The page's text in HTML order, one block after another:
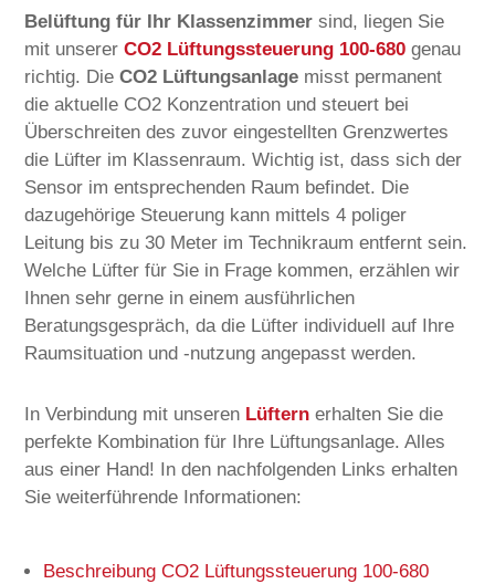
Belüftung für Ihr Klassenzimmer sind, liegen Sie
mit unsererCO2 Lüftungssteuerung 100-680 genau
richtig. DieCO2 Lüftungsanlage misst permanent
die aktuelle CO2 Konzentration und steuert bei
Überschreiten des zuvor eingestellten Grenzwertes
die Lüfter im Klassenraum. Wichtig ist, dass sich der
Sensor im entsprechenden Raum befindet. Die
dazugehörige Steuerung kann mittels 4 poliger
Leitung bis zu 30 Meter im Technikraum entfernt sein.
Welche Lüfter für Sie in Frage kommen, erzählen wir
Ihnen sehr gerne in einem ausführlichen
Beratungsgespräch, da die Lüfter individuell auf Ihre
Raumsituation und -nutzung angepasst werden.
In Verbindung mit unseren Lüftern erhalten Sie die
perfekte Kombination für Ihre Lüftungsanlage. Alles
aus einer Hand! In den nachfolgenden Links erhalten
Sie weiterführende Informationen:
Beschreibung CO2 Lüftungssteuerung 100-680